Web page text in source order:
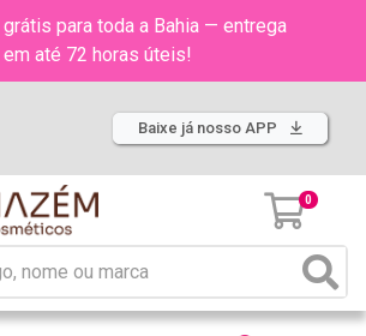
para toda a Bahia — entrega
em até 72 horas úteis!
Baixe já nosso APP
0